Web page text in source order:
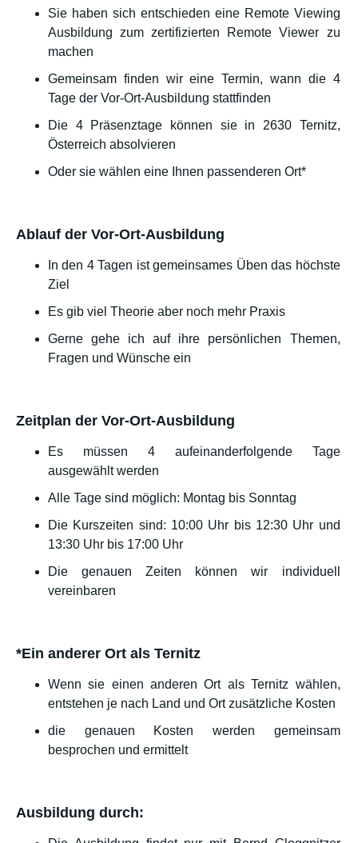
Sie haben sich entschieden eine Remote Viewing
Ausbildung zum zertifizierten Remote Viewer zu
machen
Gemeinsam finden wir eine Termin, wann die 4
Tage der Vor-Ort-Ausbildung stattfinden
Die 4 Präsenztage können sie in 2630 Ternitz,
Österreich absolvieren
Oder sie wählen eine Ihnen passenderen Ort*
Ablauf der Vor-Ort-Ausbildung
In den 4 Tagen ist gemeinsames Üben das höchste
Ziel
Es gib viel Theorie aber noch mehr Praxis
Gerne gehe ich auf ihre persönlichen Themen,
Fragen und Wünsche ein
Zeitplan der Vor-Ort-Ausbildung
Es müssen 4 aufeinanderfolgende Tage
ausgewählt werden
Alle Tage sind möglich: Montag bis Sonntag
Die Kurszeiten sind: 10:00 Uhr bis 12:30 Uhr und
13:30 Uhr bis 17:00 Uhr
Die genauen Zeiten können wir individuell
vereinbaren
*Ein anderer Ort als Ternitz
Wenn sie einen anderen Ort als Ternitz wählen,
entstehen je nach Land und Ort zusätzliche Kosten
die genauen Kosten werden gemeinsam
besprochen und ermittelt
Ausbildung durch: